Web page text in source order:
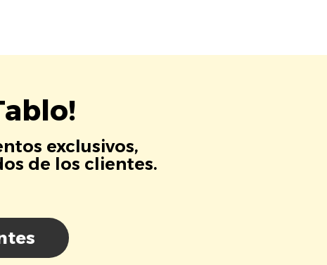
exclusivos,
de los clientes.